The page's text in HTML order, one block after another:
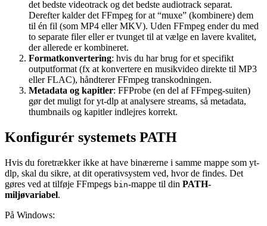
det bedste videotrack og det bedste audiotrack separat.
Derefter kalder det FFmpeg for at “muxe” (kombinere) dem
til én fil (som MP4 eller MKV). Uden FFmpeg ender du med
to separate filer eller er tvunget til at vælge en lavere kvalitet,
der allerede er kombineret.
Formatkonvertering: hvis du har brug for et specifikt
outputformat (fx at konvertere en musikvideo direkte til MP3
eller FLAC), håndterer FFmpeg transkodningen.
Metadata og kapitler: FFProbe (en del af FFmpeg-suiten)
gør det muligt for yt-dlp at analysere streams, så metadata,
thumbnails og kapitler indlejres korrekt.
Konfigurér systemets PATH
Hvis du foretrækker ikke at have binærerne i samme mappe som yt-
dlp, skal du sikre, at dit operativsystem ved, hvor de findes. Det
gøres ved at tilføje FFmpegs bin-mappe til din PATH-
miljøvariabel.
På Windows: